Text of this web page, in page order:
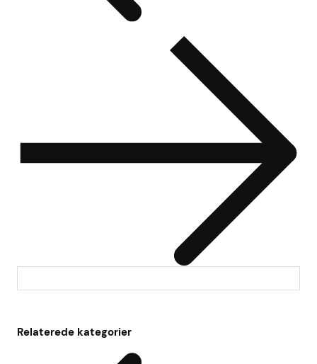
Relaterede kategorier